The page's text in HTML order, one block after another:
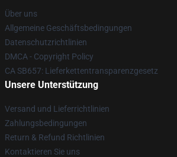
Über uns
Allgemeine Geschäftsbedingungen
Datenschutzrichtlinien
DMCA - Copyright Policy
CA SB657: Lieferkettentransparenzgesetz
Unsere Unterstützung
Versand und Lieferrichtlinien
Zahlungsbedingungen
Return & Refund Richtlinien
Kontaktieren Sie uns